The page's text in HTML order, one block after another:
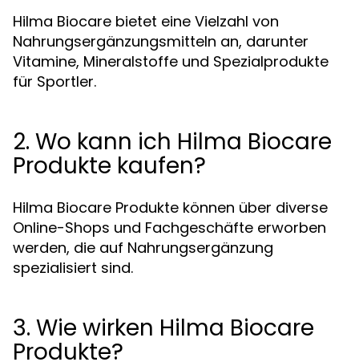
Hilma Biocare bietet eine Vielzahl von
Nahrungsergänzungsmitteln an, darunter
Vitamine, Mineralstoffe und Spezialprodukte
für Sportler.
2. Wo kann ich Hilma Biocare
Produkte kaufen?
Hilma Biocare Produkte können über diverse
Online-Shops und Fachgeschäfte erworben
werden, die auf Nahrungsergänzung
spezialisiert sind.
3. Wie wirken Hilma Biocare
Produkte?